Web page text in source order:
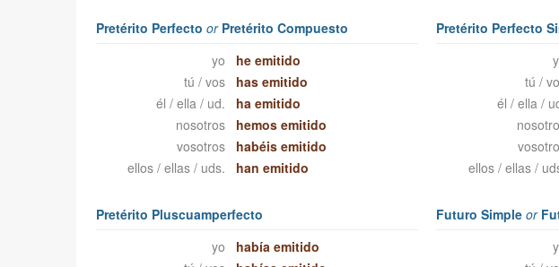
Pretérito Perfecto orPretérito Compuesto
yo
he emitido
tú / vos
has emitido
él / ella / ud.
ha emitido
nosotros
hemos emitido
vosotros
habéis emitido
ellos / ellas / uds.
han emitido
Pretérito Perfecto
tú /
él / ella /
ellos / ellas /
Pretérito Pluscuamperfecto
yo
había emitido
Futuro Simpleor